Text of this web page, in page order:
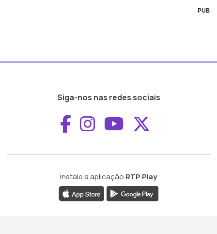
PUB
Siga-nos nas redes sociais
Aceder ao
Aceder ao
Aceder ao
Instale a aplicação RTP Play